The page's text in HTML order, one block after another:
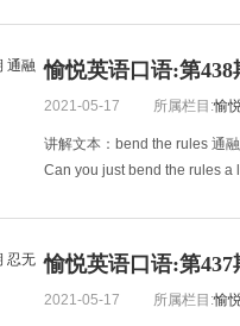
You don&#39;t even care
愉悦英语口语:第
2021-05-17 所属栏目:愉
讲解文本：bend the rules 通
Can you just bend the rules a
Mike will not b
愉悦英语口语:第
2021-05-17 所属栏目:愉